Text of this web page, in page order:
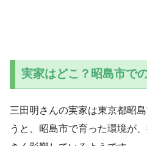
実家はどこ？昭島市で
三田明さんの実家は東京都昭
うと、昭島市で育った環境が